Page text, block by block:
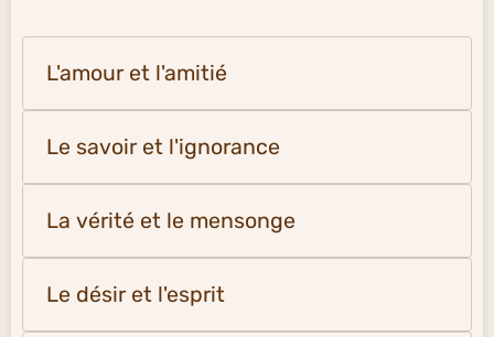
L'amour et l'amitié
Le savoir et l'ignorance
La vérité et le mensonge
Le désir et l'esprit